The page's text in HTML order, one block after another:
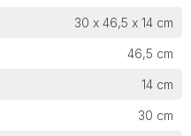
30 x 46,5 x 14 cm
46,5 cm
14 cm
30 cm